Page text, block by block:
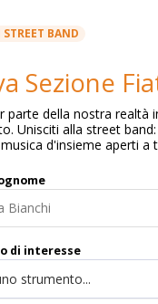
BAND
Sezione
parte della nostra realtà
Unisciti alla street
d'insieme aperti a
di interesse
strumento...